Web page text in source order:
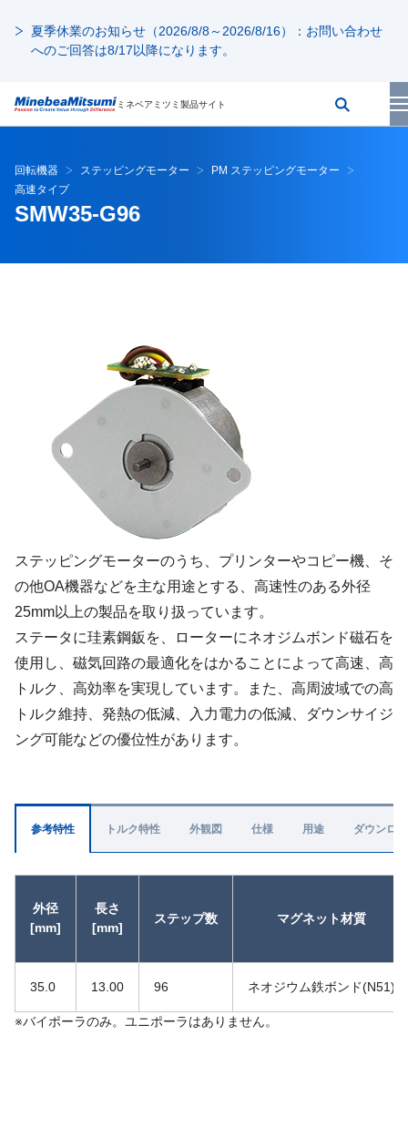
夏季休業のお知らせ（2026/8/8～2026/8/16）：お問い合わせ
へのご回答は8/17以降になります。
ミネベアミツミ製品サイト
回転機器 ステッピングモーター
PM ステッピングモーター
高速タイプ
SMW35-G96
ステッピングモーターのうち、プリンターやコピー機、そ
の他OA機器などを主な用途とする、高速性のある外径
25mm以上の製品を取り扱っています。
ステータに珪素鋼鈑を、ローターにネオジムボンド磁石を
使用し、磁気回路の最適化をはかることによって高速、高
トルク、高効率を実現しています。また、高周波域での高
トルク維持、発熱の低減、入力電力の低減、ダウンサイジ
ング可能などの優位性があります。
参考特性
外径
[mm]
長さ
[mm]
ステップ数 マグネット材質
35.0 13.00 96 ネオジウム鉄ボンド(N51)
※バイポーラのみ。ユニポーラはありません。
トルク特性 外観図 仕様 用途 ダウンロ